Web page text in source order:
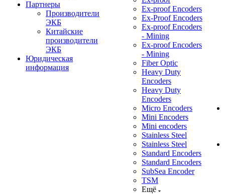
Партнеры
Производители
ЭКБ
Китайские
производители
ЭКБ
Юридическая
информация
Ex-proof Encoders
Ex-Proof Encoders
Ex-proof Encoders
- Mining
Ex-proof Encoders
- Mining
Fiber Optic
Heavy Duty
Encoders
Heavy Duty
Encoders
Micro Encoders
Mini Encoders
Mini encoders
Stainless Steel
Stainless Steel
Standard Encoders
Standard Encoders
SubSea Encoder
TSM
Ещё